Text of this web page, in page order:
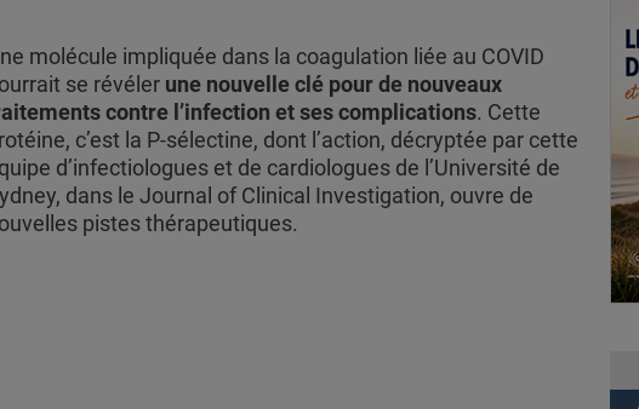
molécule impliquée dans la coagulation liée au COVID
se révéler une nouvelle clé pour de nouveaux
contre l’infection et ses complications. Cette
c’est la P-sélectine, dont l’action, décryptée par cette
d’infectiologues et de cardiologues de l’Université de
dans le Journal of Clinical Investigation, ouvre de
pistes thérapeutiques.